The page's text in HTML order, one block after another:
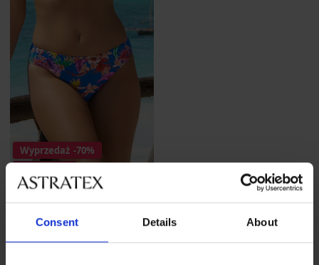
Consent Details About
Wyprzedaż -70%
Majtki od stroju kąpielowego
Hawaii Blue I
Zniżka
51,90 złPierwotna cena
172,99 zł